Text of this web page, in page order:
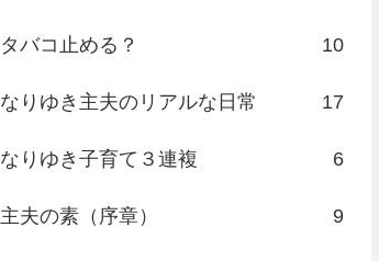
タバコ止める？ 10
なりゆき主夫のリアルな日常 17
なりゆき子育て３連複 6
主夫の素（序章） 9